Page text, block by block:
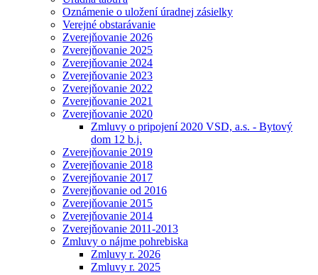
Oznámenie o uložení úradnej zásielky
Verejné obstarávanie
Zverejňovanie 2026
Zverejňovanie 2025
Zverejňovanie 2024
Zverejňovanie 2023
Zverejňovanie 2022
Zverejňovanie 2021
Zverejňovanie 2020
Zmluvy o pripojení 2020 VSD, a.s. - Bytový
dom 12 b.j.
Zverejňovanie 2019
Zverejňovanie 2018
Zverejňovanie 2017
Zverejňovanie od 2016
Zverejňovanie 2015
Zverejňovanie 2014
Zverejňovanie 2011-2013
Zmluvy o nájme pohrebiska
Zmluvy r. 2026
Zmluvy r. 2025